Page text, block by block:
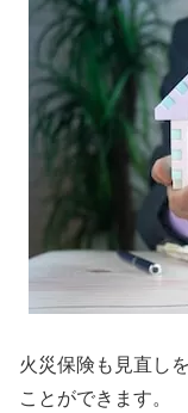
火災保険も見直し
ことができます。